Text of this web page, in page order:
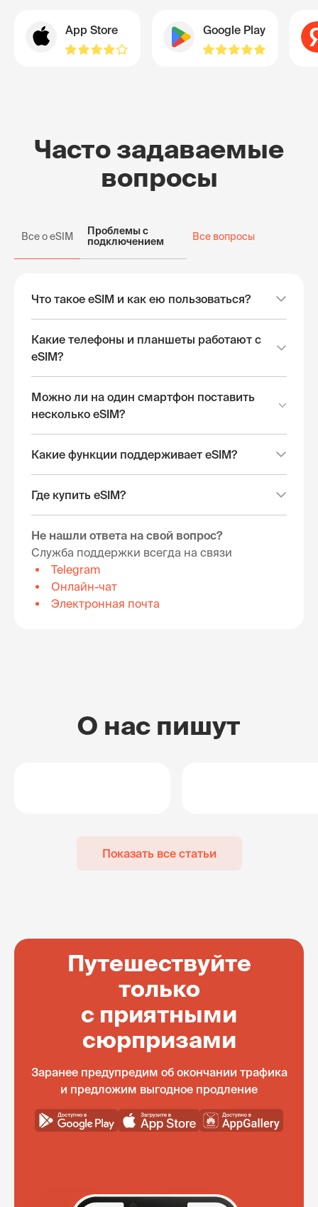
App Store Google Play
Часто задаваемые
вопросы
Все о eSIM
Проблемы с
подключением
Все вопросы
Что такое eSIM и как ею пользоваться?
Какие телефоны и планшеты работают с
eSIM?
Можно ли на один смартфон поставить
несколько eSIM?
Какие функции поддерживает eSIM?
Где купить eSIM?
Не нашли ответа на свой вопрос?
Служба поддержки всегда на связи
Telegram
Онлайн-чат
Электронная почта
О нас пишут
Показать все статьи
Путешествуйте
только
с приятными
сюрпризами
Заранее предупредим об окончании трафика
и предложим выгодное продление